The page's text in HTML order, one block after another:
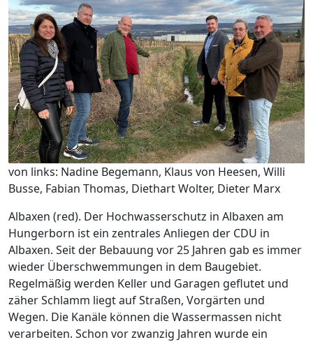
von links: Nadine Begemann, Klaus von Heesen, Willi
Busse, Fabian Thomas, Diethart Wolter, Dieter Marx
Albaxen (red). Der Hochwasserschutz in Albaxen am
Hungerborn ist ein zentrales Anliegen der CDU in
Albaxen. Seit der Bebauung vor 25 Jahren gab es immer
wieder Überschwemmungen in dem Baugebiet.
Regelmäßig werden Keller und Garagen geflutet und
zäher Schlamm liegt auf Straßen, Vorgärten und
Wegen. Die Kanäle können die Wassermassen nicht
verarbeiten. Schon vor zwanzig Jahren wurde ein